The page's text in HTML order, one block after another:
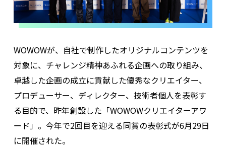
WOWOWが、自社で制作したオリジナルコンテンツを
対象に、チャレンジ精神あふれる企画への取り組み、
卓越した企画の成立に貢献した優秀なクリエイター、
プロデューサー、ディレクター、技術者個人を表彰す
る目的で、昨年創設した「WOWOWクリエイターアワ
ード」。今年で2回目を迎える同賞の表彰式が6月29日
に開催された。